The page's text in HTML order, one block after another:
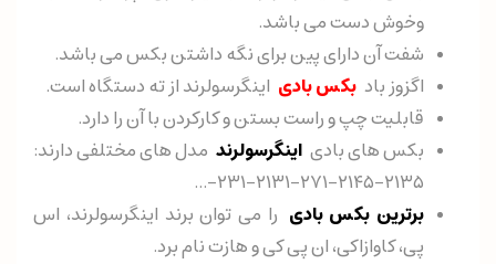
وخوش دست می باشد.
شفت آن دارای پین برای نگه داشتن بکس می باشد.
اگزوز باد بکس بادی اینگرسولرند از ته دستگاه است.
قابلیت چپ و راست بستن و کارکردن با آن را دارد.
بکس های بادی اینگرسولرند مدل های مختلفی دارند:
۲۱۳۵-۲۱۴۵-۲۷۱-۲۱۳۱-۲۳۱-...
برترین بکس بادی را می توان برند اینگرسولرند، اس
پی، کاوازاکی، ان پی کی و هازت نام برد.